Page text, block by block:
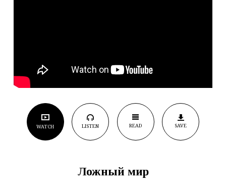
WATCH LISTEN READ SAVE
Ложный мир